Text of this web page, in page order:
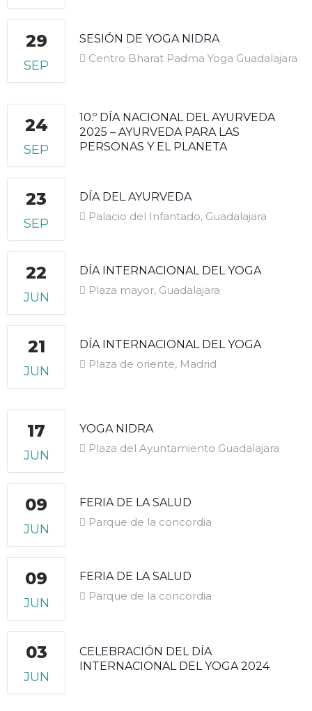
29
SEP
SESIÓN DE YOGA NIDRA
Centro Bharat Padma Yoga Guadalajara
24
SEP
10.º DÍA NACIONAL DEL AYURVEDA
2025 – AYURVEDA PARA LAS
PERSONAS Y EL PLANETA
23
SEP
DÍA DEL AYURVEDA
Palacio del Infantado, Guadalajara
22
JUN
DÍA INTERNACIONAL DEL YOGA
Plaza mayor, Guadalajara
21
JUN
DÍA INTERNACIONAL DEL YOGA
Plaza de oriente, Madrid
17
JUN
YOGA NIDRA
Plaza del Ayuntamiento Guadalajara
09
JUN
FERIA DE LA SALUD
Parque de la concordia
09
JUN
FERIA DE LA SALUD
Parque de la concordia
03
JUN
CELEBRACIÓN DEL DÍA
INTERNACIONAL DEL YOGA 2024